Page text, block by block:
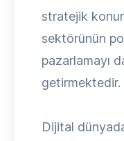
stratejik
sektörünün
pazarlamayı
getirmektedir.
Dijital